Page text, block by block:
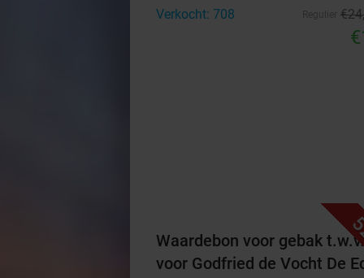
Verkocht: 708 €24
Waardebon voor gebak
voor Godfried de Vocht De